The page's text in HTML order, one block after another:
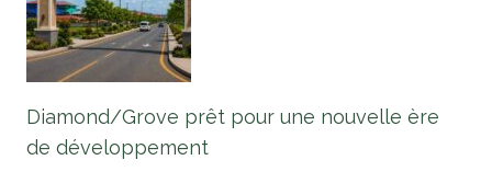
Diamond/Grove prêt pour une nouvelle ère
de développement